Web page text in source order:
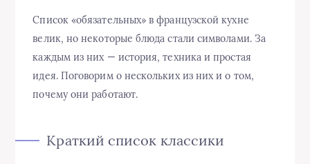
Список «обязательных» в французской кухне
велик, но некоторые блюда стали символами. За
каждым из них — история, техника и простая
идея. Поговорим о нескольких из них и о том,
почему они работают.
Краткий список классики